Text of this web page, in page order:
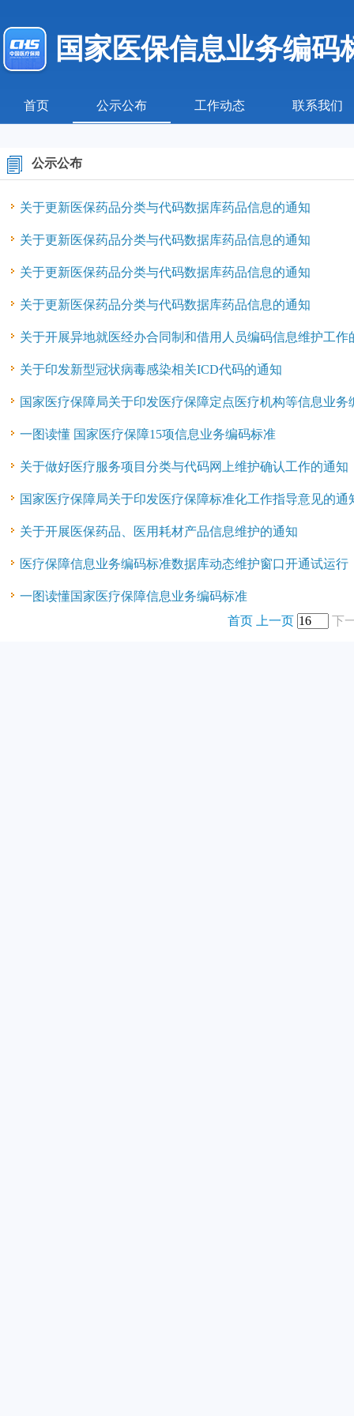
国家医保信息业务编码
首页 公示公布 工作动态 联系我们
公示公布
关于更新医保药品分类与代码数据库药品信息的通知
关于更新医保药品分类与代码数据库药品信息的通知
关于更新医保药品分类与代码数据库药品信息的通知
关于更新医保药品分类与代码数据库药品信息的通知
关于开展异地就医经办合同制和借用人员编码信息维护工作
关于印发新型冠状病毒感染相关ICD代码的通知
国家医疗保障局关于印发医疗保障定点医疗机构等信息业务
一图读懂 国家医疗保障15项信息业务编码标准
关于做好医疗服务项目分类与代码网上维护确认工作的通知
国家医疗保障局关于印发医疗保障标准化工作指导意见的通
关于开展医保药品、医用耗材产品信息维护的通知
医疗保障信息业务编码标准数据库动态维护窗口开通试运行
一图读懂国家医疗保障信息业务编码标准
首页
上一页 下